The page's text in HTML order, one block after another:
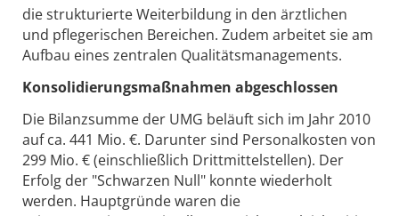
die strukturierte Weiterbildung in den ärztlichen
und pflegerischen Bereichen. Zudem arbeitet sie am
Aufbau eines zentralen Qualitätsmanagements.
Konsolidierungsmaßnahmen abgeschlossen
Die Bilanzsumme der UMG beläuft sich im Jahr 2010
auf ca. 441 Mio. €. Darunter sind Personalkosten von
299 Mio. € (einschließlich Drittmittelstellen). Der
Erfolg der "Schwarzen Null" konnte wiederholt
werden. Hauptgründe waren die